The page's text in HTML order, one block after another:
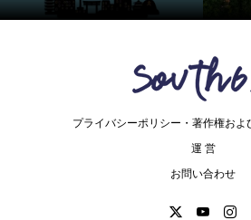
プライバシーポリシー・著作権およ
運 営
お問い合わせ